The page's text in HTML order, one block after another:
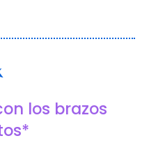
los brazos